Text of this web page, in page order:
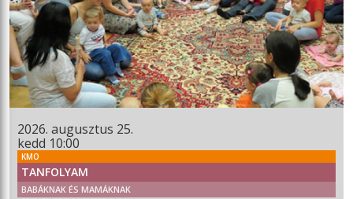
2026. augusztus 25.
kedd 10:00
KMO
TANFOLYAM
BABÁKNAK ÉS MAMÁKNAK